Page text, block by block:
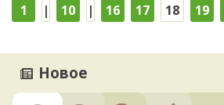
1
| 10 | 16 17 18 19
Новое